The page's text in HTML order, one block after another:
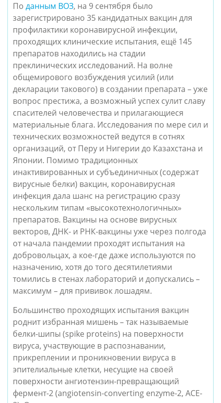
По данным ВОЗ, на 9 сентября было
зарегистрировано 35 кандидатных вакцин для
профилактики коронавирусной инфекции,
проходящих клинические испытания, ещё 145
препаратов находились на стадии
преклинических исследований. На волне
общемирового возбуждения усилий (или
декларации такового) в создании препарата – уже
вопрос престижа, а возможный успех сулит славу
спасителей человечества и прилагающиеся
материальные блага. Исследования по мере сил и
технических возможностей ведутся в сотнях
организаций, от Перу и Нигерии до Казахстана и
Японии. Помимо традиционных
инактивированных и субъединичных (содержат
вирусные белки) вакцин, коронавирусная
инфекция дала шанс на регистрацию сразу
нескольким типам «высокотехнологичных»
препаратов. Вакцины на основе вирусных
векторов, ДНК- и РНК-вакцины уже через полгода
от начала пандемии проходят испытания на
добровольцах, а кое-где даже используются по
назначению, хотя до того десятилетиями
томились в стенах лабораторий и допускались –
максимум – для прививок лошадям.
Большинство проходящих испытания вакцин
роднит избранная мишень – так называемые
белки-шипы (spike proteins) на поверхности
вируса, участвующие в распознавании,
прикреплении и проникновении вируса в
эпителиальные клетки, несущие на своей
поверхности ангиотензин-превращающий
фермент-2 (angiotensin-converting enzyme-2, ACE-